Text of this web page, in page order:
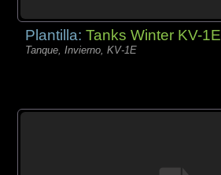
Plantilla:Tanks Winter KV-1E
Tanque, Invierno, KV-1E